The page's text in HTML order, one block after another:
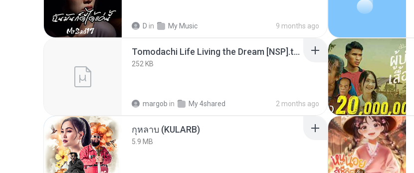
D in My Music 9 months ago
Tomodachi Life Living the Dream [NSP].torrent
252 KB
margob in My 4shared 2 months ago
กุหลาบ (KULARB)
5.9 MB